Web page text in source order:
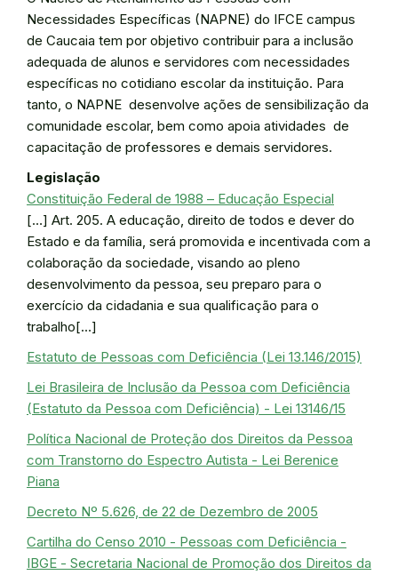
Necessidades Específicas (NAPNE) do IFCE campus
de Caucaia tem por objetivo contribuir para a inclusão
adequada de alunos e servidores com necessidades
específicas no cotidiano escolar da instituição. Para
tanto, o NAPNE desenvolve ações de sensibilização da
comunidade escolar, bem como apoia atividades de
capacitação de professores e demais servidores.
Legislação
Constituição Federal de 1988 – Educação Especial
[…] Art. 205. A educação, direito de todos e dever do
Estado e da família, será promovida e incentivada com a
colaboração da sociedade, visando ao pleno
desenvolvimento da pessoa, seu preparo para o
exercício da cidadania e sua qualificação para o
trabalho[…]
Estatuto de Pessoas com Deficiência (Lei 13.146/2015)
Lei Brasileira de Inclusão da Pessoa com Deficiência
(Estatuto da Pessoa com Deficiência) - Lei 13146/15
Política Nacional de Proteção dos Direitos da Pessoa
com Transtorno do Espectro Autista - Lei Berenice
Piana
Decreto Nº 5.626, de 22 de Dezembro de 2005
Cartilha do Censo 2010 - Pessoas com Deficiência -
IBGE - Secretaria Nacional de Promoção dos Direitos da